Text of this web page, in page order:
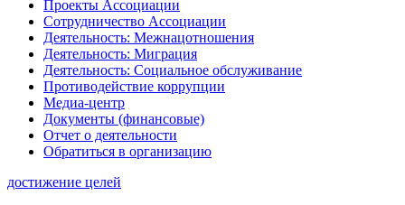
Проекты Ассоциации
Сотрудничество Ассоциации
Деятельность: Межнацотношения
Деятельность: Миграция
Деятельность: Социальное обслуживание
Противодействие коррупции
Медиа-центр
Документы (финансовые)
Отчет о деятельности
Обратиться в организацию
достижение целей